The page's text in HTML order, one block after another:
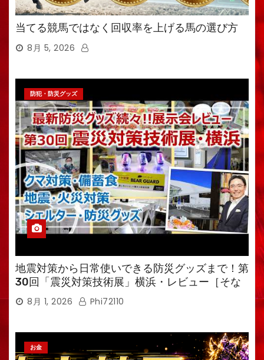
当てる競馬ではなく回収率を上げる馬の選び方
8月 5, 2026
防犯・防災グッズ
地震対策から日常使いできる防災グッズまで！第
30回「震災対策技術展」横浜・レビュー［そな
えるTV・高荷智也］
8月 1, 2026 Phi72110
お金